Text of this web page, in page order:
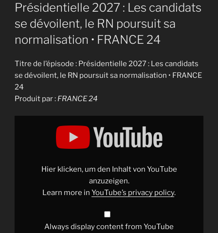
Présidentielle 2027 : Les candidats
se dévoilent, le RN poursuit sa
normalisation • FRANCE 24
Titre de l’épisode : Présidentielle 2027 : Les candidats
se dévoilent, le RN poursuit sa normalisation • FRANCE
24
Produit par : FRANCE 24
Display
"Présidentielle
dévoilent,Hier klicken, um den Inhalt von YouTube
anzuzeigen.
Learn more in YouTube’s privacy policy.
Always display content from YouTube